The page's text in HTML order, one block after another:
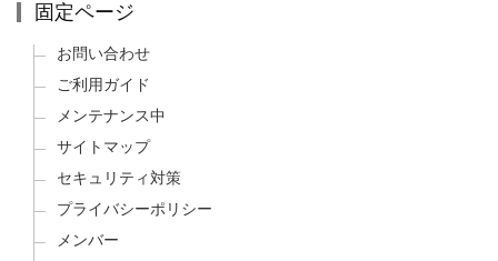
固定ページ
お問い合わせ
ご利用ガイド
メンテナンス中
サイトマップ
セキュリティ対策
プライバシーポリシー
メンバー